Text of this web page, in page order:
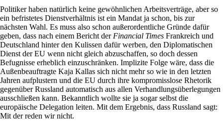
Politiker haben natürlich keine gewöhnlichen Arbeitsverträge, aber so
ein befristetes Dienstverhältnis ist ein Mandat ja schon, bis zur
nächsten Wahl. Es muss also schon außerordentliche Gründe dafür
geben, dass nach einem Bericht derFinancial Times Frankreich und
Deutschland hinter den Kulissen dafür werben, den Diplomatischen
Dienst der EU wenn nicht gleich abzuschaffen, so doch dessen
Befugnisse erheblich einzuschränken. Implizite Folge wäre, dass die
Außenbeauftragte Kaja Kallas sich nicht mehr so wie in den letzten
Jahren aufplustern und die EU durch ihre kompromisslose Rhetorik
gegenüber Russland automatisch aus allen Verhandlungsüberlegungen
ausschließen kann. Bekanntlich wollte sie ja sogar selbst die
europäische Delegation leiten. Mit dem Ergebnis, dass Russland sagt:
Mit der reden wir nicht.